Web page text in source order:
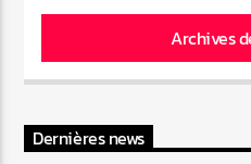
Web-Radio-
Web-Radio-Latino
Archives
Dernières news